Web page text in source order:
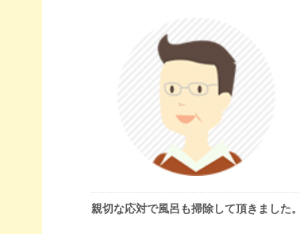
親切な応対で風呂も掃除して頂きました。